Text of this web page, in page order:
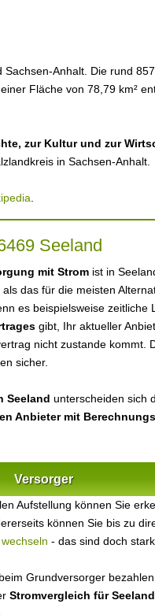
Sachsen-Anhalt. Die rund
Fläche von 78,79 km²
zur Kultur und zur
in Sachsen-Anhalt.
Seeland
mit Strom ist in
als das für die meisten
es beispielsweise zeitliche
gibt, Ihr aktueller
nicht zustande kommt.
sicher.
Seeland unterscheiden sich
Anbieter mit
Versorger
Aufstellung können Sie
können Sie bis zu
- das sind doch
Grundversorger
Stromvergleich für Seeland